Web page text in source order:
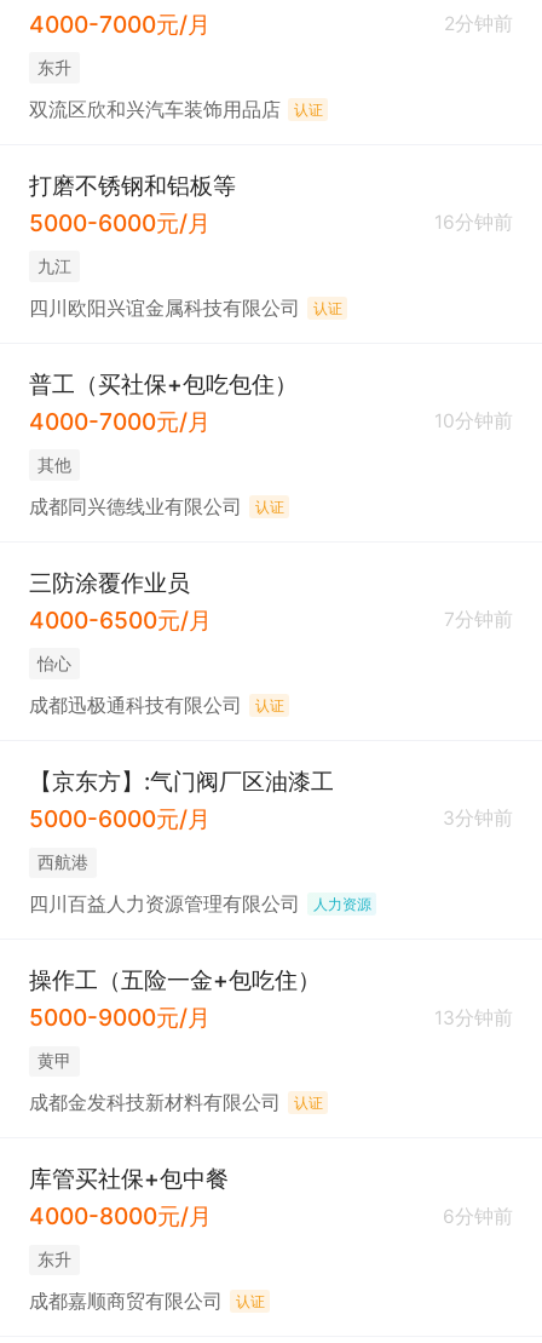
4000-7000元/月
2分钟前
东升
双流区欣和兴汽车装饰用品店 认证
打磨不锈钢和铝板等
5000-6000元/月
16分钟前
九江
四川欧阳兴谊金属科技有限公司 认证
普工（买社保+包吃包住）
4000-7000元/月
10分钟前
其他
成都同兴德线业有限公司 认证
三防涂覆作业员
4000-6500元/月
7分钟前
怡心
成都迅极通科技有限公司 认证
【京东方】:气门阀厂区油漆工
5000-6000元/月
3分钟前
西航港
四川百益人力资源管理有限公司 人力资源
操作工（五险一金+包吃住）
5000-9000元/月
13分钟前
黄甲
成都金发科技新材料有限公司 认证
库管买社保+包中餐
4000-8000元/月
6分钟前
东升
成都嘉顺商贸有限公司 认证